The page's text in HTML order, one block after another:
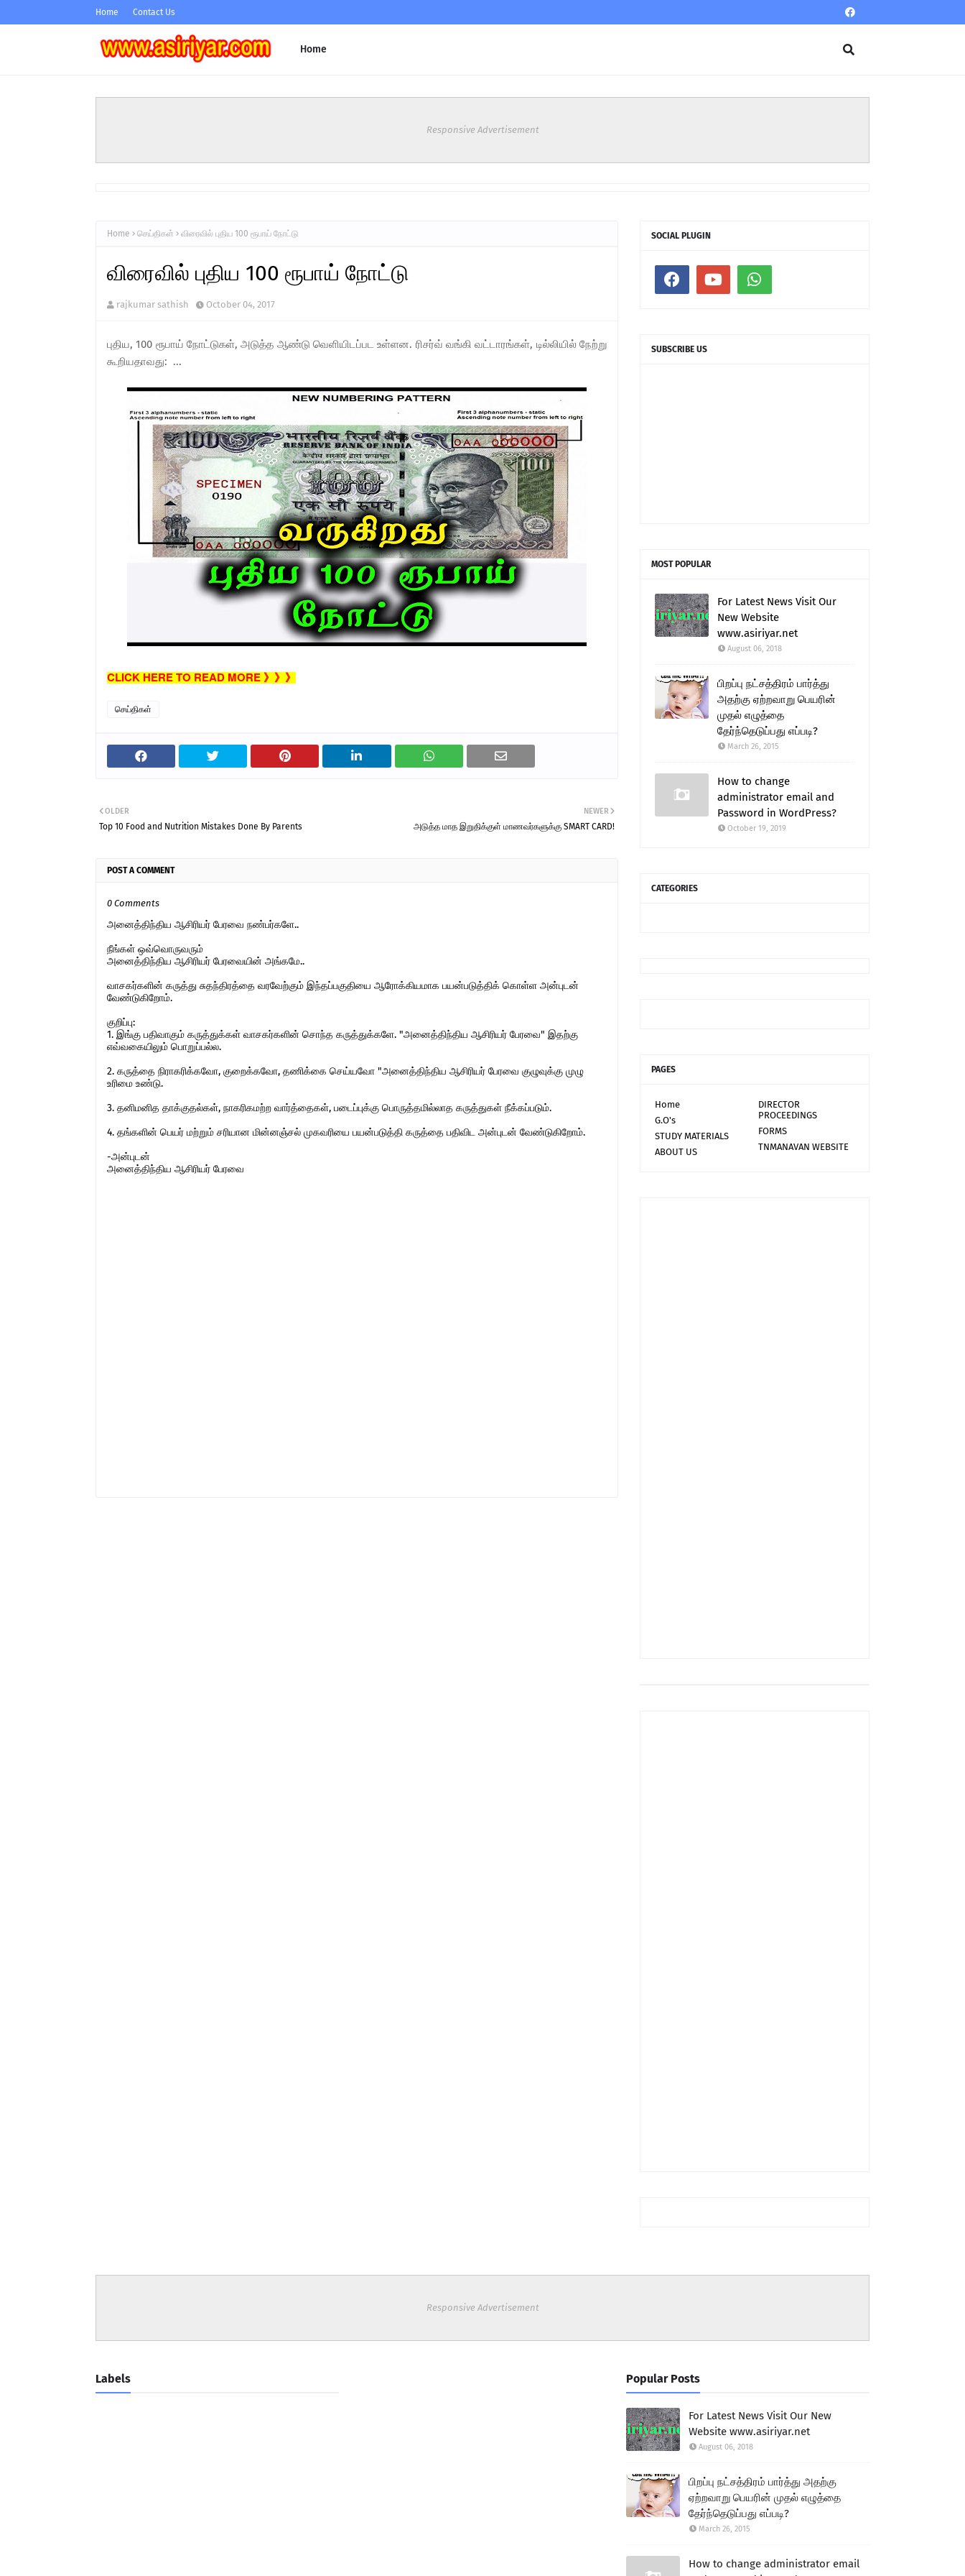
Home Contact Us
Home
Responsive Advertisement
Home செய்திகள் விரைவில் புதிய 100 ரூபாய் நோட்டு
விரைவில் புதிய 100 ரூபாய் நோட்டு
rajkumar sathish October 04, 2017
புதிய, 100 ரூபாய் நோட்டுகள், அடுத்த ஆண்டு வெளியிடப்பட உள்ளன. ரிசர்வ் வங்கி வட்டாரங்கள், டில்லியில் நேற்று
கூறியதாவது: ...
CLICK HERE TO READ MORE 》》》
செய்திகள்
NEWER
அடுத்த மாத இறுதிக்குள் மாணவர்களுக்கு SMART CARD!
OLDER
Top 10 Food and Nutrition Mistakes Done By Parents
POST A COMMENT
0 Comments
அனைத்திந்திய ஆசிரியர் பேரவை நண்பர்களே..
நீங்கள் ஒவ்வொருவரும்
அனைத்திந்திய ஆசிரியர் பேரவையின் அங்கமே..
வாசகர்களின் கருத்து சுதந்திரத்தை வரவேற்கும் இந்தப்பகுதியை ஆரோக்கியமாக பயன்படுத்திக் கொள்ள அன்புடன்
வேண்டுகிறோம்.
குறிப்பு:
1. இங்கு பதிவாகும் கருத்துக்கள் வாசகர்களின் சொந்த கருத்துக்களே. "அனைத்திந்திய ஆசிரியர் பேரவை" இதற்கு
எவ்வகையிலும் பொறுப்பல்ல.
2. கருத்தை நிராகரிக்கவோ, குறைக்கவோ, தணிக்கை செய்யவோ "அனைத்திந்திய ஆசிரியர் பேரவை குழுவுக்கு முழு
உரிமை உண்டு.
3. தனிமனித தாக்குதல்கள், நாகரிகமற்ற வார்த்தைகள், படைப்புக்கு பொருத்தமில்லாத கருத்துகள் நீக்கப்படும்.
4. தங்களின் பெயர் மற்றும் சரியான மின்னஞ்சல் முகவரியை பயன்படுத்தி கருத்தை பதிவிட அன்புடன் வேண்டுகிறோம்.
-அன்புடன்
அனைத்திந்திய ஆசிரியர் பேரவை
SOCIAL PLUGIN
SUBSCRIBE US
MOST POPULAR
For Latest News Visit Our
New Website
www.asiriyar.net
August 06, 2018
பிறப்பு நட்சத்திரம் பார்த்து
அதற்கு ஏற்றவாறு பெயரின்
முதல் எழுத்தை
தேர்ந்தெடுப்பது எப்படி?
March 26, 2015
How to change
administrator email and
Password in WordPress?
October 19, 2019
CATEGORIES
PAGES
Home
DIRECTOR
PROCEEDINGS
G.O's
FORMS
STUDY MATERIALS
TNMANAVAN WEBSITE
ABOUT US
Responsive Advertisement
Labels Popular Posts
For Latest News Visit Our New
Website www.asiriyar.net
August 06, 2018
பிறப்பு நட்சத்திரம் பார்த்து அதற்கு
ஏற்றவாறு பெயரின் முதல் எழுத்தை
தேர்ந்தெடுப்பது எப்படி?
March 26, 2015
How to change administrator email